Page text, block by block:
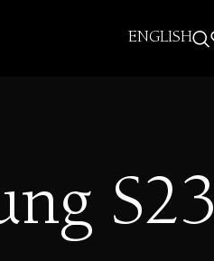
ENGLISH
S23